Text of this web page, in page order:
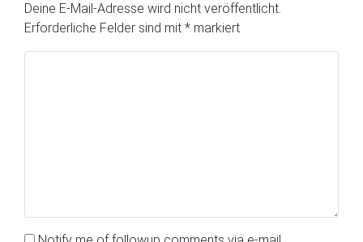
Deine E-Mail-Adresse wird nicht veröffentlicht.
Erforderliche Felder sind mit * markiert